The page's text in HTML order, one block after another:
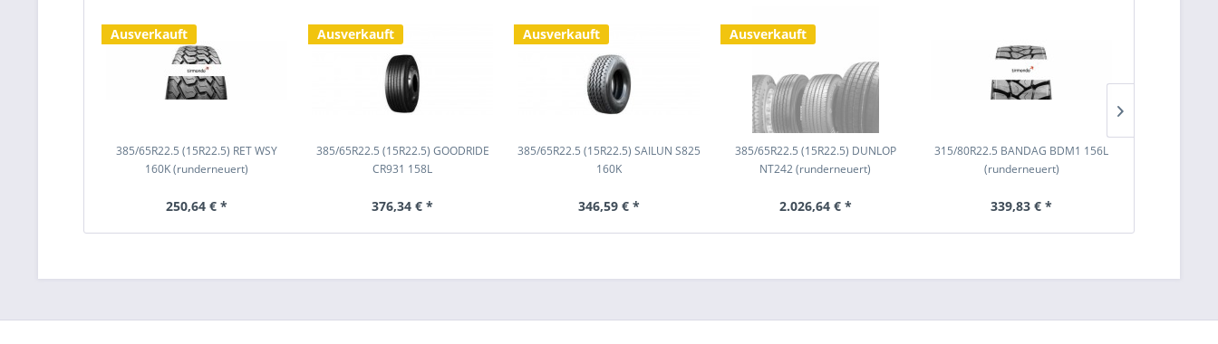
Ausverkauft
385/65R22.5 (15R22.5) RET WSY
160K (runderneuert)
250,64 € *
Ausverkauft
385/65R22.5 (15R22.5) GOODRIDE
CR931 158L
376,34 € *
Ausverkauft
385/65R22.5 (15R22.5) SAILUN S825
160K
346,59 € *
Ausverkauft
385/65R22.5 (15R22.5) DUNLOP
NT242 (runderneuert)
2.026,64 € *
315/80R22.5 BANDAG BDM1 156L
(runderneuert)
339,83 € *